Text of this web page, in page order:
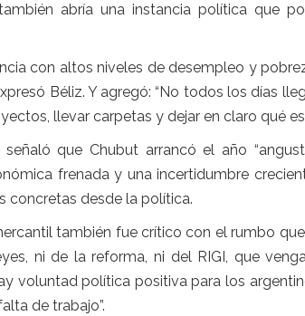
abría una instancia política que
con altos niveles de desempleo y
Béliz. Y agregó: “No todos los días
llevar carpetas y dejar en claro qué
señaló que Chubut arrancó el año
frenada y una incertidumbre
concretas desde la política.
también fue crítico con el rumbo
ni de la reforma, ni del RIGI, que
voluntad política positiva para los
de trabajo”.